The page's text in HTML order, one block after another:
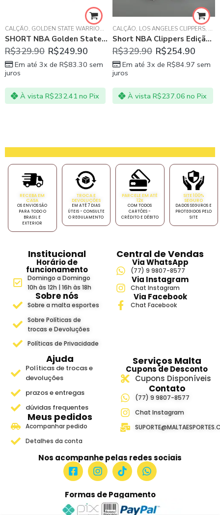
CALÇÃO, GOLDEN STATE WARRIORS MASCULINO,NBA,SHORT,SHORT NBA
SHORT NBA Golden State Warriors 75 ANOS Azul – MASCULINO
R$329.90 R$249.90
Em até 3x de R$83.30 sem
juros
À vista R$232.41 no Pix
CALÇÃO, LOS ANGELES CLIPPERS, NBA
Short NBA Clippers Edição Limitada Branco
R$329.90 R$254.90
Em até 3x de R$84.97 sem
juros
À vista R$237.06 no Pix
RECEBA EM
CASA
OS ENVIOS SÃO
PARA TODO O
BRASIL E
EXTERIOR
TROCA E
DEVOLUÇÕES
EM ATÉ 7 DIAS
ÚTEIS - CONSULTE
O REGULAMENTO
PARCELE EM ATÉ
12X
COM TODOS
CARTÕES -
CRÉDITO E DÉBITO
SITE 100%
SEGURO
DADOS SEGUROS E
PROTEGIDOS PELO
SITE
Institucional
Horário de
funcionamento
Domingo a Domingo
10h às 12h | 16h às 18h
Sobre nós
Sobre a malta esportes
Sobre Políticas de
trocas e Devoluções
Políticas de Privacidade
Central de Vendas
Via WhatsApp
(77) 9 9807-8577
Via Instagram
Chat Instagram
Via Facebook
Chat Facebook
Ajuda
Políticas de trocas e
devoluções
prazos e entregas
dúvidas frequentes
Meus pedidos
Acompanhar pedido
Detalhes da conta
Serviços Malta
Cupons de Desconto
Cupons Disponíveis
Contato
(77) 9 9807-8577
Chat Instagram
Nos acompanhe pelas redes sociais
Formas de Pagamento